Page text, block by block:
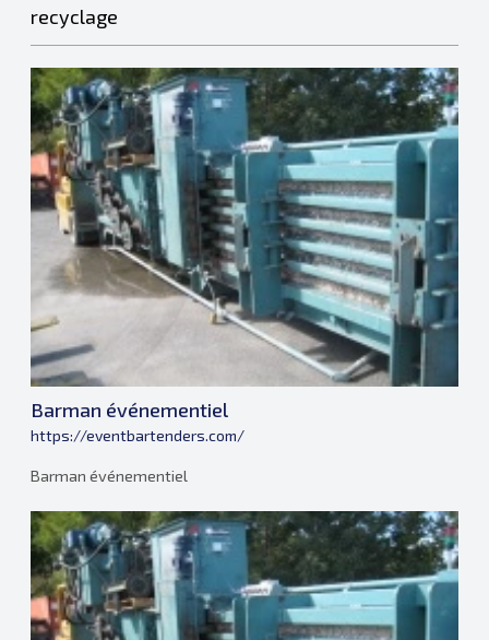
recyclage
Barman événementiel
https://eventbartenders.com/
Barman événementiel